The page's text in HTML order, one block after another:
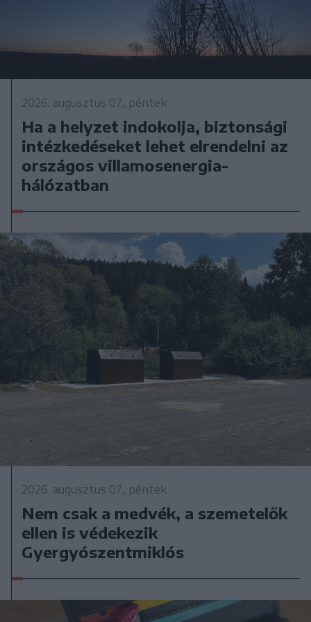
2026. augusztus 07., péntek
Ha a helyzet indokolja, biztonsági
intézkedéseket lehet elrendelni az
országos villamosenergia-
hálózatban
2026. augusztus 07., péntek
Nem csak a medvék, a szemetelők
ellen is védekezik
Gyergyószentmiklós